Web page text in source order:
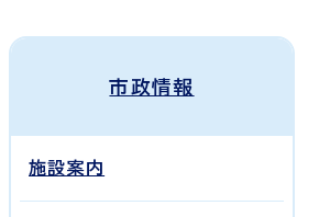
市政情報
施設案内